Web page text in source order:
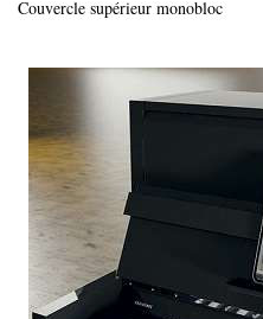
Couvercle supérieur monobloc